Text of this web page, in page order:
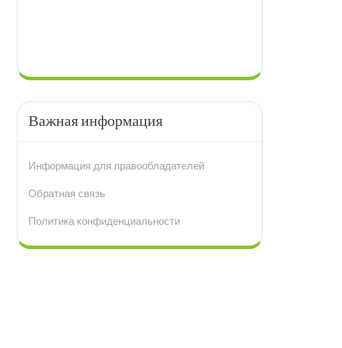
Важная информация
Информация для правообладателей
Обратная связь
Политика конфиденциальности